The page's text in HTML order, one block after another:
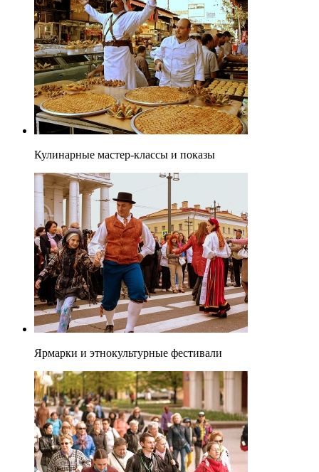
Кулинарные мастер-классы и показы
Ярмарки и этнокультурные фестивали